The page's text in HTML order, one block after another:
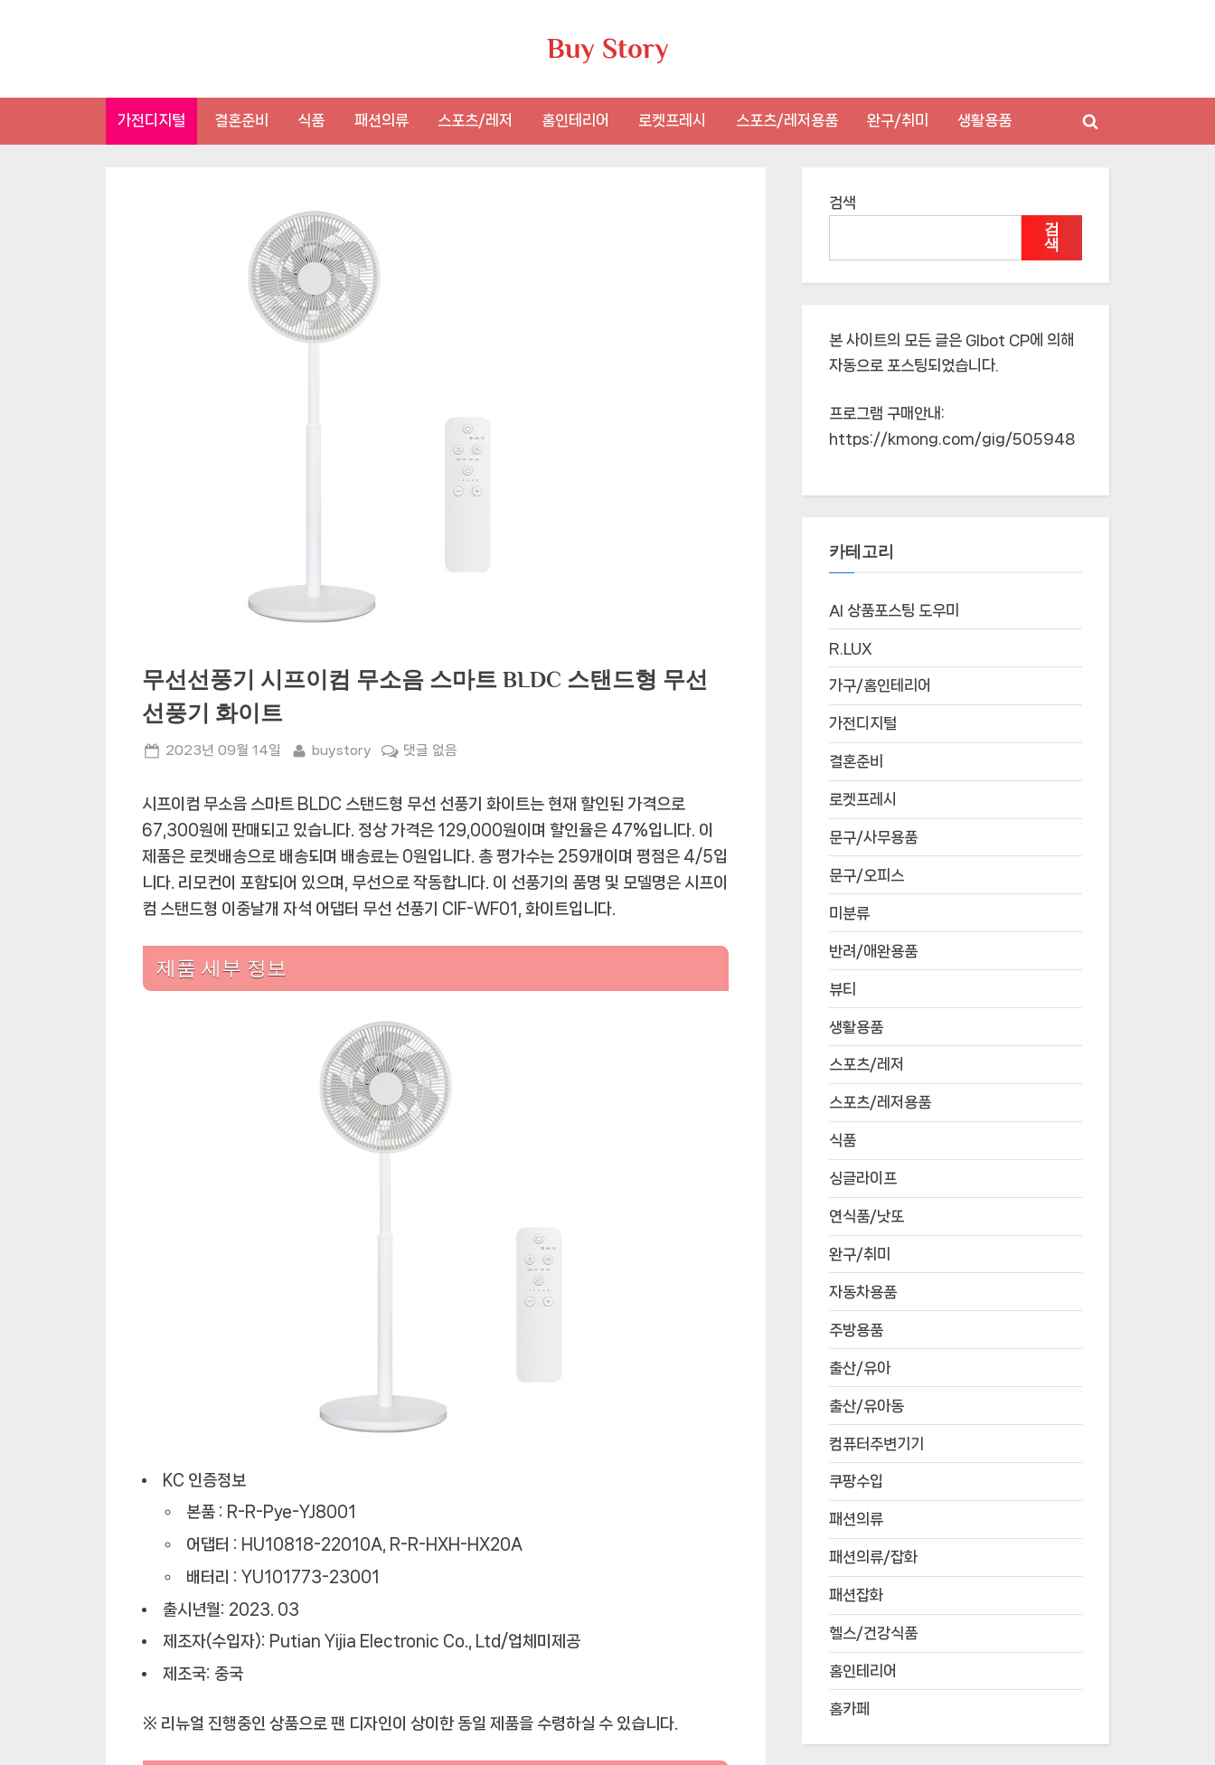
Buy Story
가전디지털 결혼준비 식품 패션의류 스포츠/레저 홈인테리어 로켓프레시 스포츠/레저용품 완구/취미 생활용품
Toggle
무선선풍기 시프이컴 무소음 스마트 BLDC 스탠드형 무선
선풍기 화이트
Posted
2023년 09월 14일 By
buystory
무
선
기
시
프
이
스
마
트
BLDC
스
탠
댓글 없음
시프이컴 무소음 스마트 BLDC 스탠드형 무선 선풍기 화이트는 현재 할인된 가격으로
67,300원에 판매되고 있습니다. 정상 가격은 129,000원이며 할인율은 47%입니다. 이
제품은 로켓배송으로 배송되며 배송료는 0원입니다. 총 평가수는 259개이며 평점은 4/5입
니다. 리모컨이 포함되어 있으며, 무선으로 작동합니다. 이 선풍기의 품명 및 모델명은 시프이
컴 스탠드형 이중날개 자석 어댑터 무선 선풍기 CIF-WF01, 화이트입니다.
제품 세부 정보
KC 인증정보
본품 : R-R-Pye-YJ8001
어댑터 : HU10818-22010A, R-R-HXH-HX20A
배터리 : YU101773-23001
출시년월: 2023. 03
제조자(수입자): Putian Yijia Electronic Co., Ltd/업체미제공
제조국: 중국
※ 리뉴얼 진행중인 상품으로 팬 디자인이 상이한 동일 제품을 수령하실 수 있습니다.
검색
검
색
본 사이트의 모든 글은 Glbot CP에 의해
자동으로 포스팅되었습니다.
프로그램 구매안내:
https://kmong.com/gig/505948
카테고리
AI 상품포스팅 도우미
R.LUX
가구/홈인테리어
가전디지털
결혼준비
로켓프레시
문구/사무용품
문구/오피스
미분류
반려/애완용품
뷰티
생활용품
스포츠/레저
스포츠/레저용품
식품
싱글라이프
연식품/낫또
완구/취미
자동차용품
주방용품
출산/유아
출산/유아동
컴퓨터주변기기
쿠팡수입
패션의류
패션의류/잡화
패션잡화
헬스/건강식품
홈인테리어
홈카페